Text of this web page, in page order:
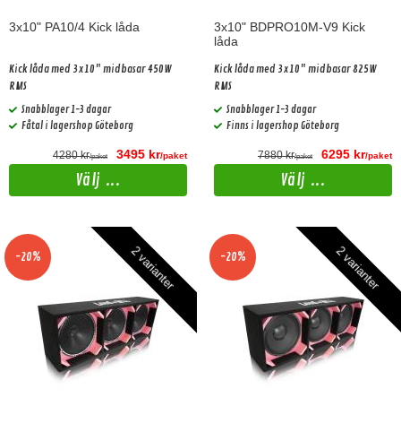
3x10" PA10/4 Kick låda
Kick låda med 3x10" midbasar 450W
RMS
Snabblager 1-3 dagar
Fåtal i lagershop Göteborg
4280 kr/paket 3495 kr/paket
Välj ...
3x10" BDPRO10M-V9 Kick
låda
Kick låda med 3x10" midbasar 825W
RMS
Snabblager 1-3 dagar
Finns i lagershop Göteborg
7880 kr/paket 6295 kr/paket
Välj ...
2 varianter
-20% 2 varianter
-20%